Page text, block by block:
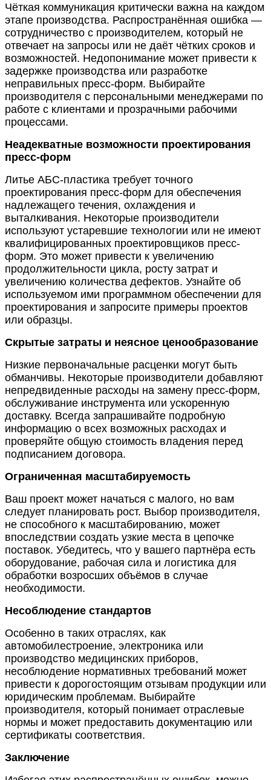
Чёткая коммуникация критически важна на каждом
этапе производства. Распространённая ошибка —
сотрудничество с производителем, который не
отвечает на запросы или не даёт чётких сроков и
возможностей. Недопонимание может привести к
задержке производства или разработке
неправильных пресс-форм. Выбирайте
производителя с персональными менеджерами по
работе с клиентами и прозрачными рабочими
процессами.
Неадекватные возможности проектирования
пресс-форм
Литье АБС-пластика требует точного
проектирования пресс-форм для обеспечения
надлежащего течения, охлаждения и
выталкивания. Некоторые производители
используют устаревшие технологии или не имеют
квалифицированных проектировщиков пресс-
форм. Это может привести к увеличению
продолжительности цикла, росту затрат и
увеличению количества дефектов. Узнайте об
используемом ими программном обеспечении для
проектирования и запросите примеры проектов
или образцы.
Скрытые затраты и неясное ценообразование
Низкие первоначальные расценки могут быть
обманчивы. Некоторые производители добавляют
непредвиденные расходы на замену пресс-форм,
обслуживание инструмента или ускоренную
доставку. Всегда запрашивайте подробную
информацию о всех возможных расходах и
проверяйте общую стоимость владения перед
подписанием договора.
Ограниченная масштабируемость
Ваш проект может начаться с малого, но вам
следует планировать рост. Выбор производителя,
не способного к масштабированию, может
впоследствии создать узкие места в цепочке
поставок. Убедитесь, что у вашего партнёра есть
оборудование, рабочая сила и логистика для
обработки возросших объёмов в случае
необходимости.
Несоблюдение стандартов
Особенно в таких отраслях, как
автомобилестроение, электроника или
производство медицинских приборов,
несоблюдение нормативных требований может
привести к дорогостоящим отзывам продукции или
юридическим проблемам. Выбирайте
производителя, который понимает отраслевые
нормы и может предоставить документацию или
сертификаты соответствия.
Заключение